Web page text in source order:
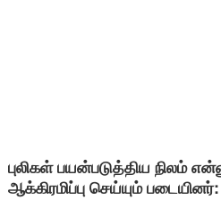
புலிகள் பயன்படுத்திய நிலம்
ஆக்கிரமிப்பு செய்யும்